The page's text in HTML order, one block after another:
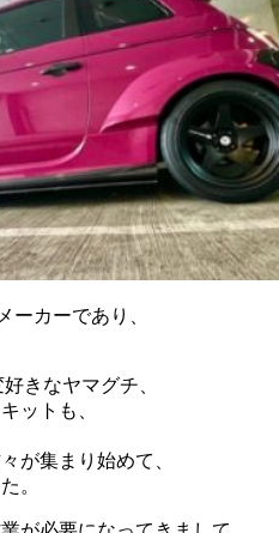
カーであり、
きなヤマグチ、
ットも、
が集まり始めて、
。